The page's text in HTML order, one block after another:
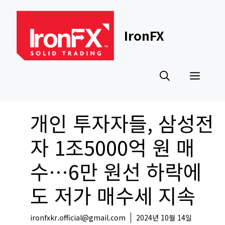
content
IronFX
개인 투자자들, 삼성전
자 1조5000억 원 매
수…6만 원선 하락에
도 저가 매수세 지속
ironfxkr.official@gmail.com 2024년 10월 14일